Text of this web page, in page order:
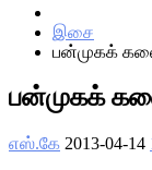
இசை
பன்முகக்
பன்முகக்
எஸ்.கே 2013-04-14